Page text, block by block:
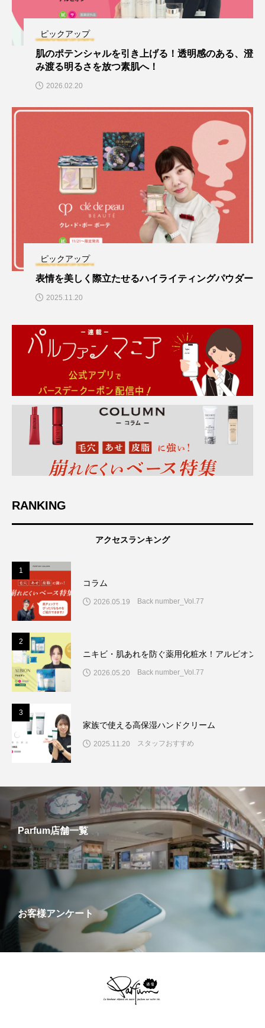
ピックアップ
肌のポテンシャルを引き上げる！透明感のある、澄
み渡る明るさを放つ素肌へ！
2026.02.20
ピックアップ
表情を美しく際立たせるハイライティングパウダー
2025.11.20
RANKING
アクセスランキング
1
コラム
2026.05.19 Back number_Vol.77
2
ニキビ・肌あれを防ぐ薬用化粧水！アルビオン
2026.05.20 Back number_Vol.77
3
家族で使える高保湿ハンドクリーム
2025.11.20 スタッフおすすめ
Parfum店舗一覧
お客様アンケート